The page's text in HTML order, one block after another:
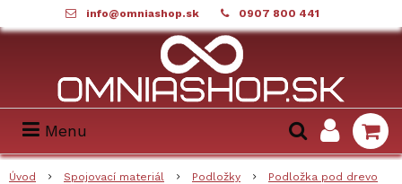
info@omniashop.sk 0907 800 441
Menu
Úvod Spojovací materiál Podložky
Podložka pod drevo